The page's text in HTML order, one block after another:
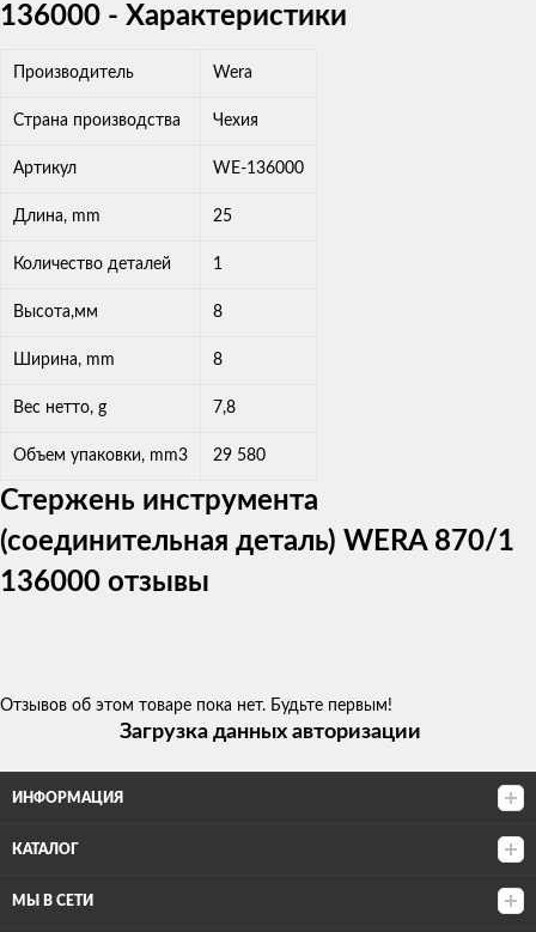
136000 - Характеристики
Производитель Wera
Страна производства Чехия
Артикул WE-136000
Длина, mm 25
Количество деталей 1
Высота,мм 8
Ширина, mm 8
Вес нетто, g 7,8
Объем упаковки, mm3 29 580
Стержень инструмента
(соединительная деталь) WERA 870/1
136000 отзывы
Отзывов об этом товаре пока нет. Будьте первым!
Загрузка данных авторизации
ИНФОРМАЦИЯ
КАТАЛОГ
МЫ В СЕТИ